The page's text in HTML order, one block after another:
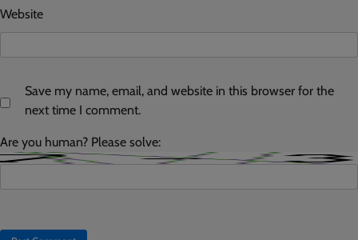
Website
Save my name, email, and website in this browser for the
next time I comment.
Are you human? Please solve: